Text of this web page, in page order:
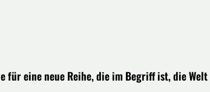
für eine neue Reihe, die im Begriff ist, die Welt